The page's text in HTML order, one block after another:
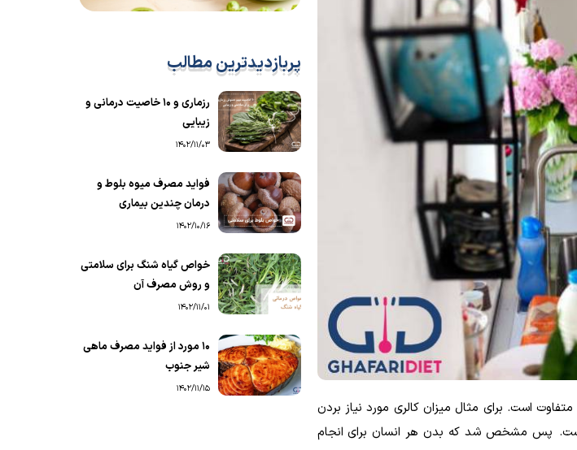
است. برای مثال میزان کالری مورد نیاز بردن
است. پس مشخص شد که بدن هر انسان برای انجام
پربازدیدترین مطالب
رزماری و ۱۰ خاصیت درمانی و
زیبایی
1402/11/03
فواید مصرف میوه بلوط و
درمان چندین بیماری
1402/10/16
خواص گیاه شنگ برای سلامتی
و روش مصرف آن
1402/11/01
۱۰ مورد از فواید مصرف ماهی
شیر جنوب
1402/11/15